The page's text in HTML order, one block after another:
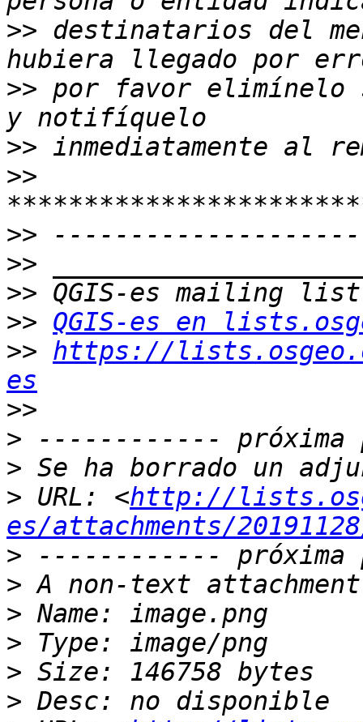
>> destinatarios del
>> por favor
>>
>>
>>
>>
>>
>> QGIS-es en
>> https://
es
>>
>
>
> URL: <http://
es/attachments/
>
>
>
>
>
>